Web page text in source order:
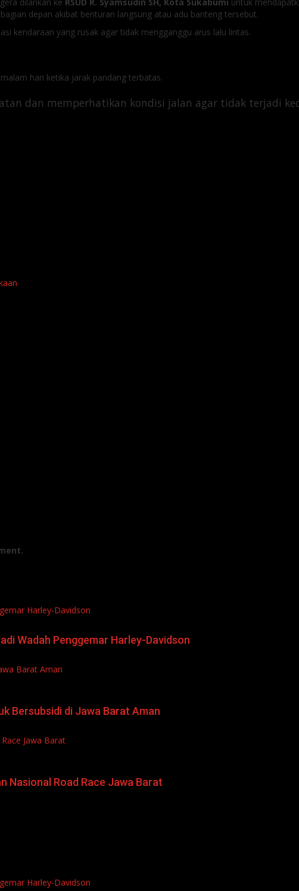
depan akibat benturan langsung atau adu banteng tersebut.
kendaraan yang rusak agar tidak mengganggu arus lalu lintas.
hari ketika jarak pandang terbatas.
dan memperhatikan kondisi jalan agar tidak terjadi
Harley-Davidson
Wadah Penggemar Harley-Davidson
Barat Aman
Bersubsidi di Jawa Barat Aman
Jawa Barat
Nasional Road Race Jawa Barat
Harley-Davidson